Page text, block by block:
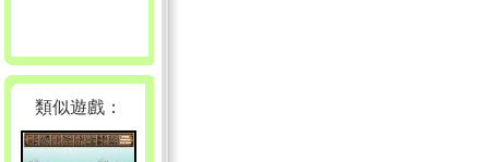
類似遊戲：